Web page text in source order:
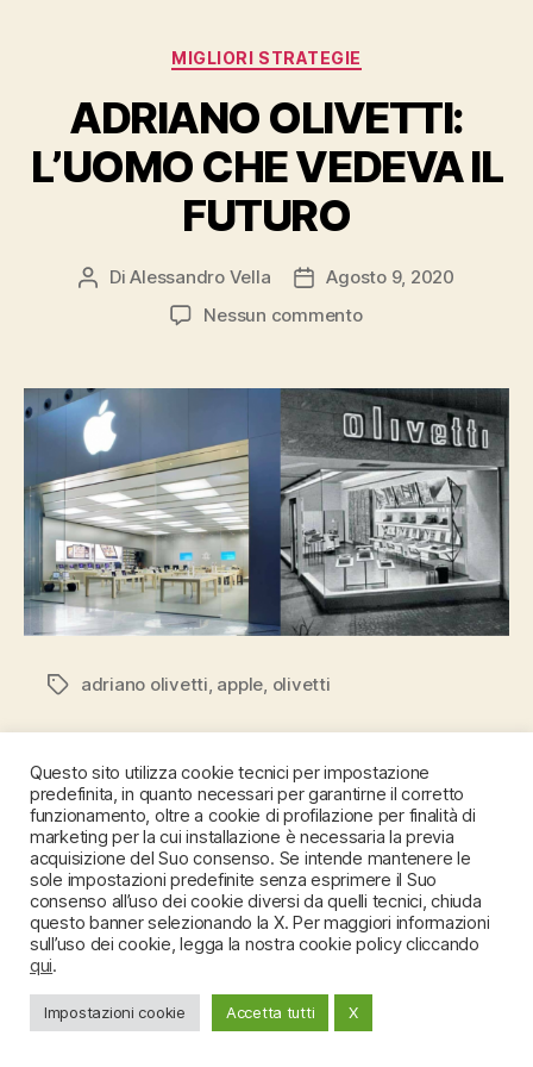
Categorie
MIGLIORI STRATEGIE
ADRIANO OLIVETTI:
L’UOMO CHE VEDEVA IL
FUTURO
Autore
DiAlessandro Vella
DataAgosto 9, 2020
Nessun commentosu
L’UOMO
CHE
VEDEVA
IL
FUTURO
Tag adriano olivetti, apple, olivetti
Questo sito utilizza cookie tecnici per impostazione
predefinita, in quanto necessari per garantirne il corretto
funzionamento, oltre a cookie di profilazione per finalità di
marketing per la cui installazione è necessaria la previa
acquisizione del Suo consenso. Se intende mantenere le
sole impostazioni predefinite senza esprimere il Suo
consenso all’uso dei cookie diversi da quelli tecnici, chiuda
questo banner selezionando la X. Per maggiori informazioni
sull’uso dei cookie, legga la nostra cookie policy cliccando
qui.
Impostazioni cookie Accetta tutti X